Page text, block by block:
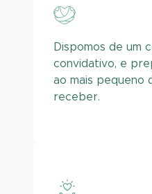
Dispomos de um
convidativo, e
ao mais pequeno
receber.